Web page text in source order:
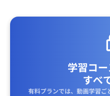
学習コ
すべ
有料プランでは、動画学習ご